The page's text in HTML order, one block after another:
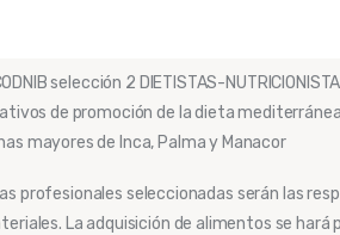
selección 2 DIETISTAS-
de promoción de la dieta
mayores de Inca, Palma y Manacor
seleccionadas serán las
La adquisición de alimentos se